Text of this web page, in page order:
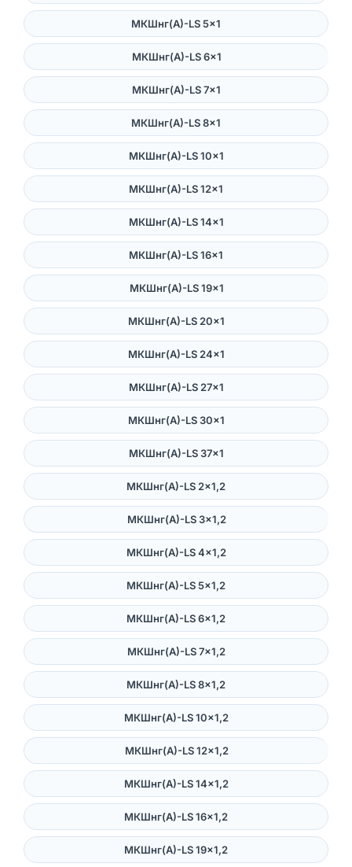
МКШнг(А)-LS 5×1
МКШнг(А)-LS 6×1
МКШнг(А)-LS 7×1
МКШнг(А)-LS 8×1
МКШнг(А)-LS 10×1
МКШнг(А)-LS 12×1
МКШнг(А)-LS 14×1
МКШнг(А)-LS 16×1
МКШнг(А)-LS 19×1
МКШнг(А)-LS 20×1
МКШнг(А)-LS 24×1
МКШнг(А)-LS 27×1
МКШнг(А)-LS 30×1
МКШнг(А)-LS 37×1
МКШнг(А)-LS 2×1,2
МКШнг(А)-LS 3×1,2
МКШнг(А)-LS 4×1,2
МКШнг(А)-LS 5×1,2
МКШнг(А)-LS 6×1,2
МКШнг(А)-LS 7×1,2
МКШнг(А)-LS 8×1,2
МКШнг(А)-LS 10×1,2
МКШнг(А)-LS 12×1,2
МКШнг(А)-LS 14×1,2
МКШнг(А)-LS 16×1,2
МКШнг(А)-LS 19×1,2